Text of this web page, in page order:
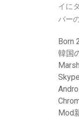
イに
バー
Born
韓国
Mod